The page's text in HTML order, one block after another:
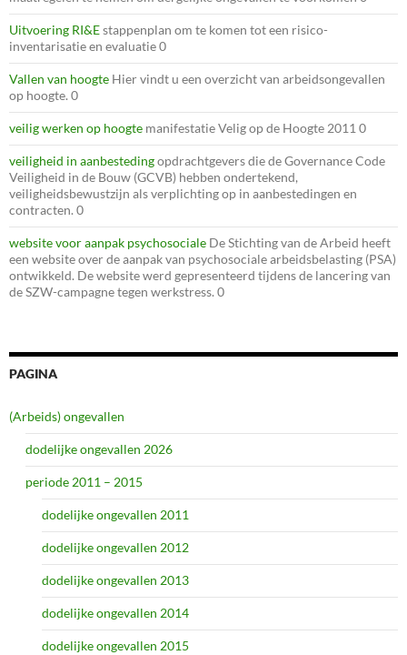
Uitvoering RI&Estappenplan om te komen tot een risico-
inventarisatie en evaluatie 0
Vallen van hoogte Hier vindt u een overzicht van arbeidsongevallen
op hoogte. 0
veilig werken op hoogte manifestatie Velig op de Hoogte 2011 0
veiligheid in aanbestedingopdrachtgevers die de Governance Code
Veiligheid in de Bouw (GCVB) hebben ondertekend,
veiligheidsbewustzijn als verplichting op in aanbestedingen en
contracten. 0
website voor aanpak psychosociale De Stichting van de Arbeid heeft
een website over de aanpak van psychosociale arbeidsbelasting (PSA)
ontwikkeld. De website werd gepresenteerd tijdens de lancering van
de SZW-campagne tegen werkstress. 0
PAGINA
(Arbeids) ongevallen
dodelijke ongevallen 2026
periode 2011 – 2015
dodelijke ongevallen 2011
dodelijke ongevallen 2012
dodelijke ongevallen 2013
dodelijke ongevallen 2014
dodelijke ongevallen 2015